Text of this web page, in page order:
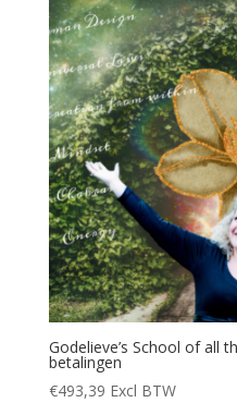
Godelieve’s School of all
betalingen
€493,39 Excl BTW